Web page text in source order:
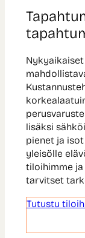
lisäksi
pienet ja
yleisölle
tiloihimme ja
tarvitset
Tutustu